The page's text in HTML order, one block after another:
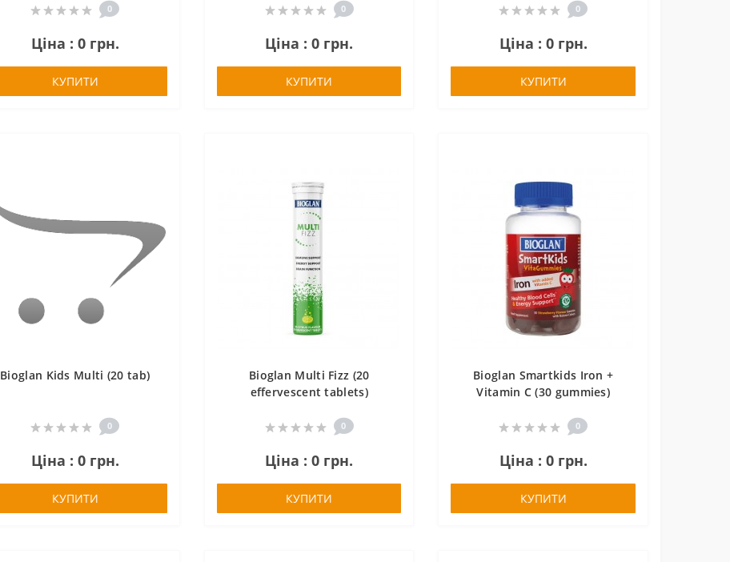
0
Ціна : 0 грн.
КУПИТИ
orange grape)
0
Ціна : 0 грн.
КУПИТИ
0
Ціна : 0 грн.
КУПИТИ
Bioglan Kids Multi (20 tab)
0
Ціна : 0 грн.
КУПИТИ
Bioglan Multi Fizz (20
effervescent tablets)
0
Ціна : 0 грн.
КУПИТИ
Bioglan Smartkids Iron +
Vitamin C (30 gummies)
0
Ціна : 0 грн.
КУПИТИ